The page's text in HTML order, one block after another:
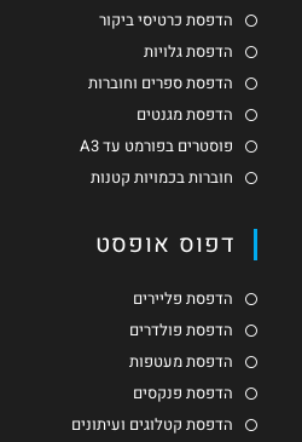
הדפסת כרטיסי ביקור
הדפסת גלויות
הדפסת ספרים וחוברות
הדפסת מגנטים
פוסטרים בפורמט עד A3
חוברות בכמויות קטנות
דפוס אופסט
הדפסת פליירים
הדפסת פולדרים
הדפסת מעטפות
הדפסת פנקסים
הדפסת קטלוגים ועיתונים